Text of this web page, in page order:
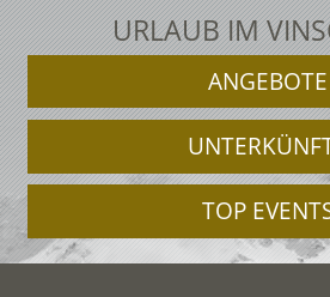
URLAUB IM
ANGEBOTE
TOP